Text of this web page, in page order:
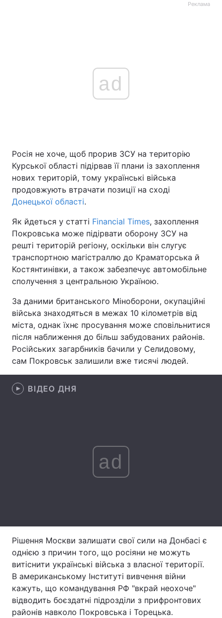
Головна Війна
Україна Політика
Спорт Наука
Техно і зв'язок Лайт
Зброя Інциденти
Здоров'я Туризм
Цікавинки Погода
Екологія Регіони
Тема оформлення
Реклама
ad
Росія не хоче, щоб прорив ЗСУ на територію
Курської області підірвав її плани із захоплення
нових територій, тому українські війська
продовжують втрачати позиції на сході
Донецької області.
Як йдеться у статті Financial Times, захоплення
Покровська може підірвати оборону ЗСУ на
решті територій регіону, оскільки він слугує
транспортною магістраллю до Краматорська й
Костянтинівки, а також забезпечує автомобільне
сполучення з центральною Україною.
За даними британського Міноборони, окупаційні
війська знаходяться в межах 10 кілометрів від
міста, однак їхнє просування може сповільнитися
після наближення до більш забудованих районів.
Російських загарбників бачили у Селидовому,
сам Покровськ залишили вже тисячі людей.
ВІДЕО ДНЯ
ad
Рішення Москви залишати свої сили на Донбасі є
однією з причин того, що росіяни не можуть
витіснити українські війська з власної території.
В американському Інституті вивчення війни
кажуть, що командування РФ "вкрай неохоче"
відводить боєздатні підрозділи з прифронтових
районів навколо Покровська і Торецька.